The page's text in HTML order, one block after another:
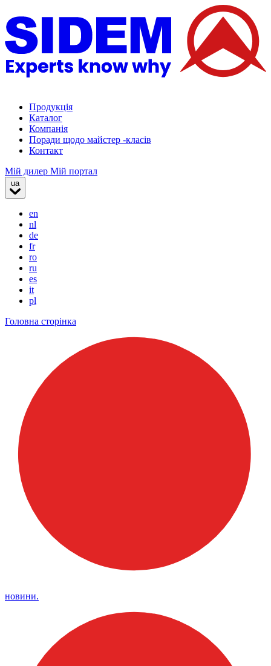
Продукція
Каталог
Компанія
Поради щодо майстер -класів
Контакт
Мій дилер Мій портал
ua
en
nl
de
fr
ro
ru
es
it
pl
Головна сторінка
новини.